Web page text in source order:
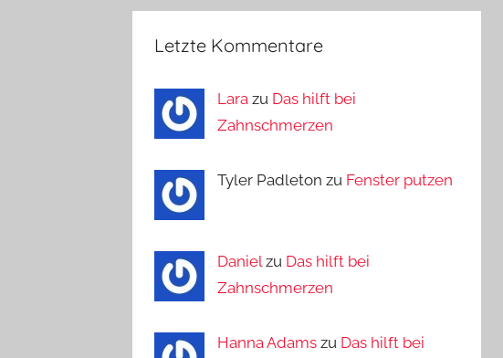
Letzte Kommentare
Larazu Das hilft bei
Zahnschmerzen
Tyler Padleton zu Fenster putzen
Daniel zu Das hilft bei
Zahnschmerzen
Hanna Adamszu Das hilft bei